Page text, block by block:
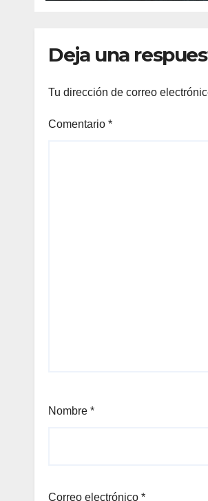
Deja una
Tu dirección de correo
Comentario *
Nombre *
Correo electrónico *